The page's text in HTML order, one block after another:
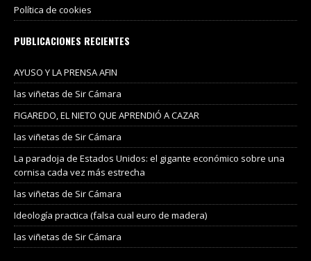
Política de cookies
PUBLICACIONES RECIENTES
AYUSO Y LA PRENSA AFIN
las viñetas de Sir Cámara
FIGAREDO, EL NIETO QUE APRENDIÓ A CAZAR
las viñetas de Sir Cámara
La paradoja de Estados Unidos: el gigante económico sobre una
cornisa cada vez más estrecha
las viñetas de Sir Cámara
Ideología practica (falsa cual euro de madera)
las viñetas de Sir Cámara